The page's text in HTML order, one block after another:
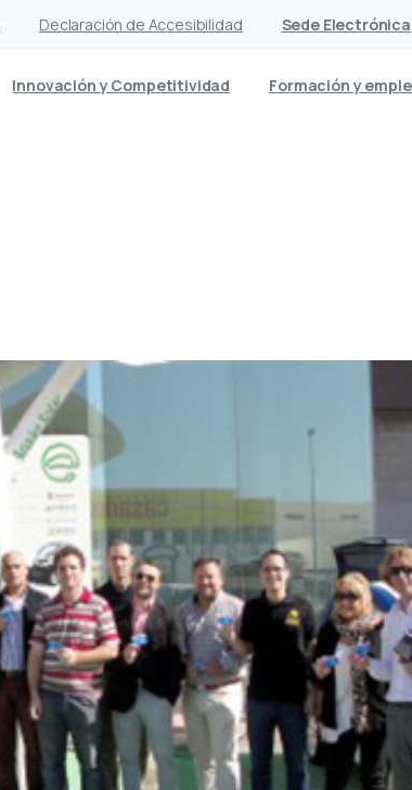
Declaración de Accesibilidad Sede Electrónica
Innovación y Competitividad Formación y